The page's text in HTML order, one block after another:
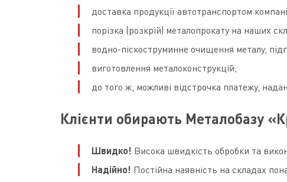
доставка продукції автотранспортом
порізка (розкрій) металопрокату на наших
водно-піскоструминне очищення металу,
виготовлення металоконструкцій;
до того ж, можливі відстрочка платежу,
Клієнти обирають Металобазу
Швидко! Висока швидкість обробки та
Надійно! Постійна наявність на складах